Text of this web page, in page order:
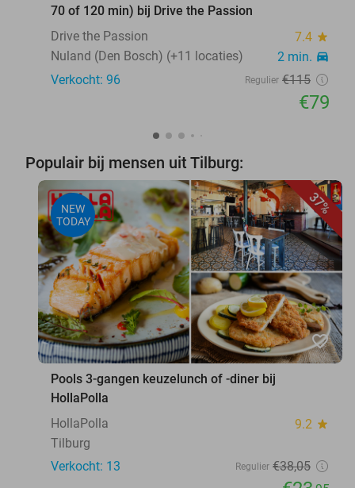
70 of 120 min) bij Drive the Passion
Drive the Passion
7.4 star
Nuland (Den Bosch) (+11 locaties) 2 min. directions_car
Verkocht: 96 Regulier €115
€79
Populair bij mensen uit Tilburg:
37%
NEW
TODAY
favorite_border
Pools 3-gangen keuzelunch of -diner bij
HollaPolla
HollaPolla
9.2 star
Tilburg
Verkocht: 13
Regulier €38,05